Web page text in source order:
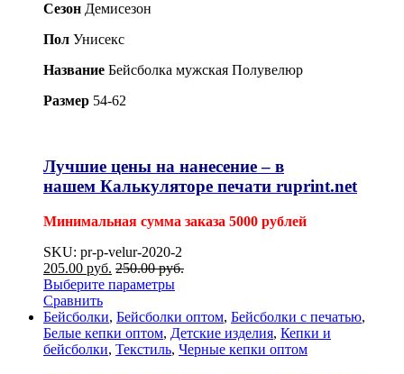
Сезон Демисезон
Пол Унисекс
Название Бейсболка мужская Полувелюр
Размер 54-62
Лучшие цены на нанесение – в
нашем Калькуляторе печати ruprint.net
Минимальная сумма заказа 5000 рублей
SKU: pr-p-velur-2020-2
205.00 руб. 250.00руб.
Выберите параметры
Сравнить
Бейсболки, Бейсболки оптом, Бейсболки с печатью,
Белые кепки оптом, Детские изделия, Кепки и
бейсболки, Текстиль, Черные кепки оптом